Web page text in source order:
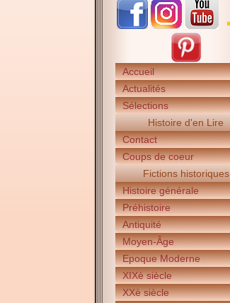
Accueil
Actualités
Sélections
Histoire d'en Lire
Contact
Coups de coeur
Fictions historiques
Histoire générale
Préhistoire
Antiquité
Moyen-Âge
Epoque Moderne
XIXè siècle
XXè siècle